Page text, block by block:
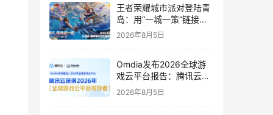
王者荣耀城市派对登陆青
岛：用“一城一策”链接海
洋场景，以双向奔赴带动
2026年8月5日
Omdia发布2026全球游
戏云平台报告：腾讯云连
续两年入选“领导者”象限
2026年8月5日